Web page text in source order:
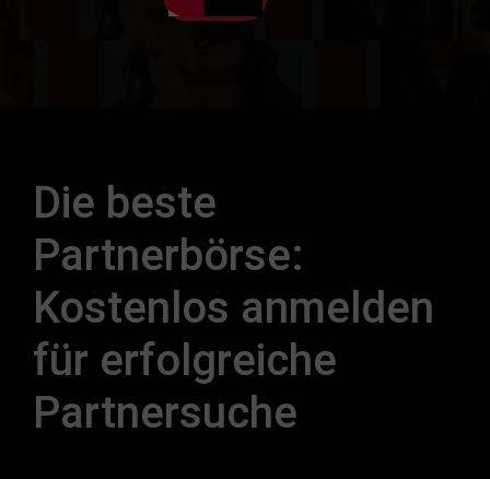
Die beste
Partnerbörse:
Kostenlos anmelden
für erfolgreiche
Partnersuche